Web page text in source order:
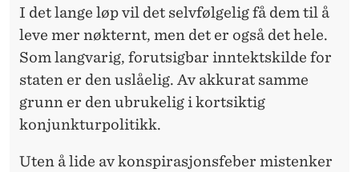
I det lange løp vil det selvfølgelig få dem til å
leve mer nøkternt, men det er også det hele.
Som langvarig, forutsigbar inntektskilde for
staten er den uslåelig. Av akkurat samme
grunn er den ubrukelig i kortsiktig
konjunkturpolitikk.
Uten å lide av konspirasjonsfeber mistenker